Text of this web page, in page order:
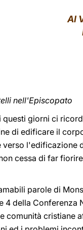
AI
nell'Episcopato
questi giorni ci
di edificare il
verso l'edificazione
cessa di far
parole di
4 della
comunità cristiane